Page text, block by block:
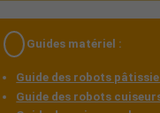
Guides matériel :
Guide des robots
Guide des robots